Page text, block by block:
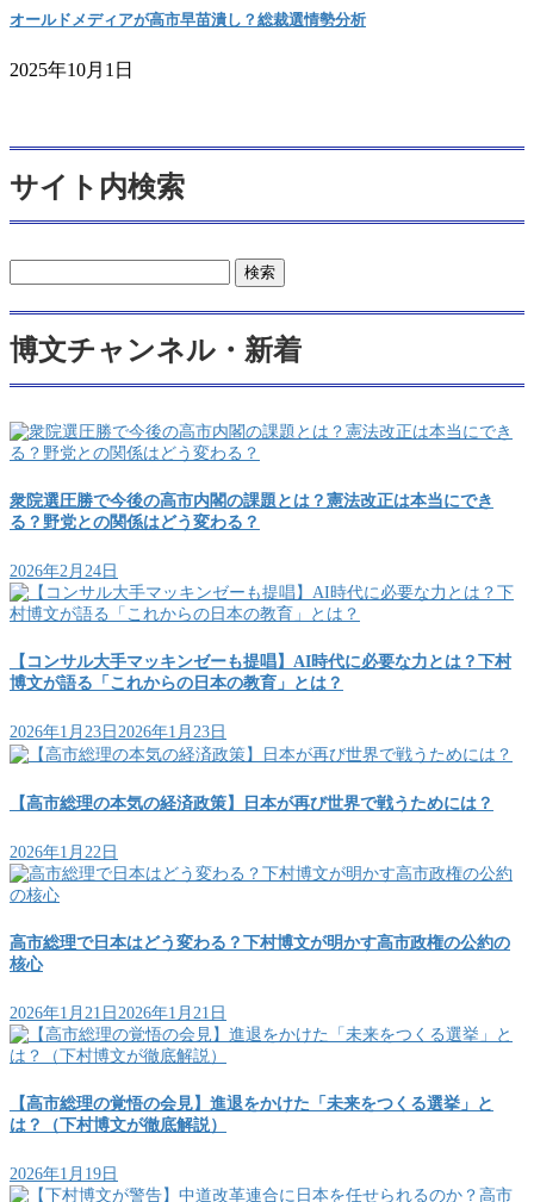
オールドメディアが高市早苗潰し？総裁選情勢分析
2025年10月1日
サイト内検索
博文チャンネル・新着
衆院選圧勝で今後の高市内閣の課題とは？憲法改正は本当にでき
る？野党との関係はどう変わる？
2026年2月24日
【コンサル大手マッキンゼーも提唱】AI時代に必要な力とは？下村
博文が語る「これからの日本の教育」とは？
2026年1月23日 2026年1月23日
【高市総理の本気の経済政策】日本が再び世界で戦うためには？
2026年1月22日
高市総理で日本はどう変わる？下村博文が明かす高市政権の公約の
核心
2026年1月21日 2026年1月21日
【高市総理の覚悟の会見】進退をかけた「未来をつくる選挙」と
は？（下村博文が徹底解説）
2026年1月19日